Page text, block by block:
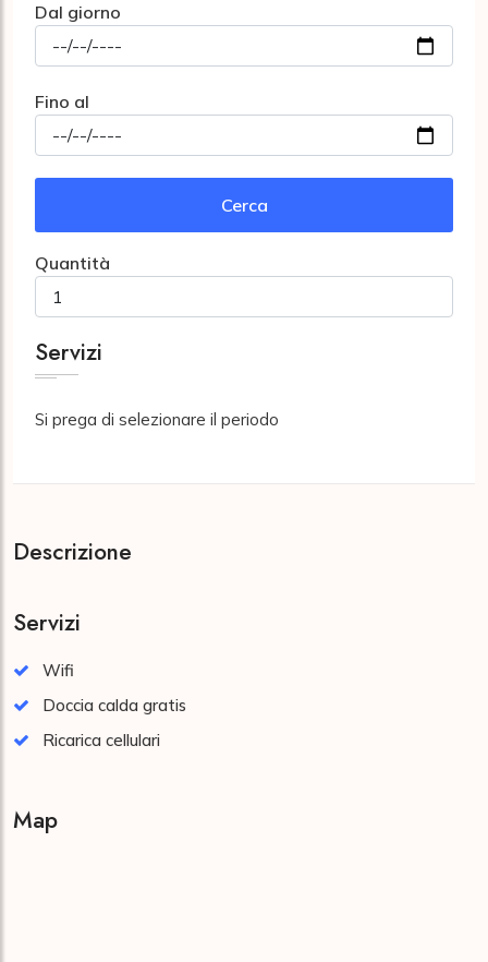
Dal giorno
Fino al
Cerca
Quantità
Servizi
Si prega di selezionare il periodo
Descrizione
Servizi
Wifi
Doccia calda gratis
Ricarica cellulari
Map